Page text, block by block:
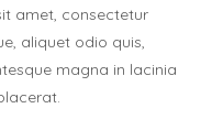
amet, consectetur
aliquet odio quis,
magna in lacinia